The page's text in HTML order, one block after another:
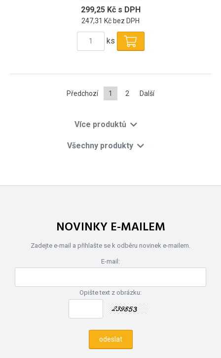
299,25 Kč s DPH
247,31 Kč bez DPH
ks
Více produktů
Všechny produkty
Předchozí 1 2 Další
NOVINKY E-MAILEM
Zadejte e-mail a přihlašte se k odběru novinek e-mailem.
E-mail:
Opište text z obrázku: